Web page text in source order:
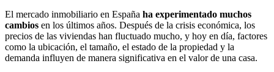
El mercado inmobiliario en España ha experimentado muchos
cambios en los últimos años. Después de la crisis económica, los
precios de las viviendas han fluctuado mucho, y hoy en día, factores
como la ubicación, el tamaño, el estado de la propiedad y la
demanda influyen de manera significativa en el valor de una casa.